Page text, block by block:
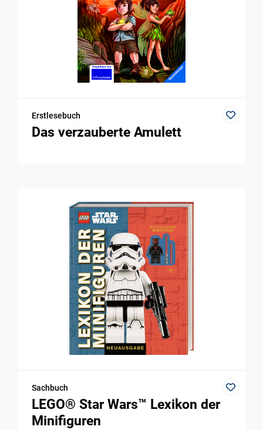
Erstlesebuch
Das verzauberte Amulett
Sachbuch
LEGO® Star Wars™ Lexikon der
Minifiguren